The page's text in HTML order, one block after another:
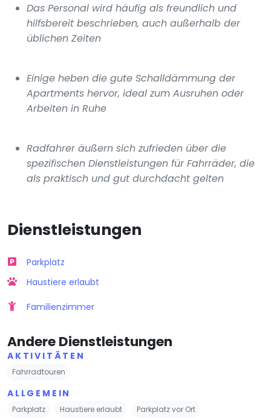
Das Personal wird häufig als freundlich und
hilfsbereit beschrieben, auch außerhalb der
üblichen Zeiten
Einige heben die gute Schalldämmung der
Apartments hervor, ideal zum Ausruhen oder
Arbeiten in Ruhe
Radfahrer äußern sich zufrieden über die
spezifischen Dienstleistungen für Fahrräder, die
als praktisch und gut durchdacht gelten
Dienstleistungen
Parkplatz
Haustiere erlaubt
Familienzimmer
Andere Dienstleistungen
AKTIVITÄTEN
Fahrradtouren
ALLGEMEIN
Parkplatz Haustiere erlaubt Parkplatz vor Ort